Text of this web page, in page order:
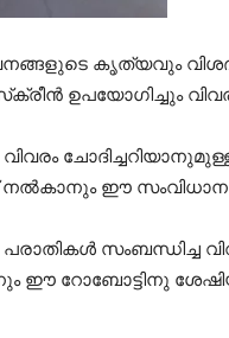
കൃത്യവും
ഉപയോഗിച്ചും
നല്‍കാനും ഈ
സംബന്ധിച്ച
ഈ റോബോട്ടിനു